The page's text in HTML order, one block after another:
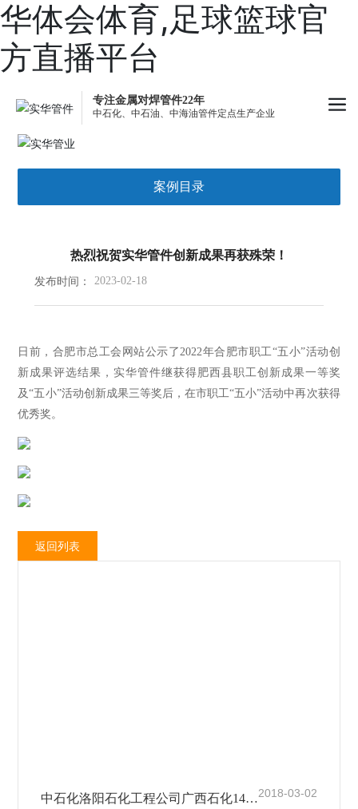
华体会体育,足球篮球官
方直播平台
专注金属对焊管件22年
中石化、中石油、中海油管件定点生产企业
案例目录
热烈祝贺实华管件创新成果再获殊荣！
发布时间： 2023-02-18
日前，合肥市总工会网站公示了2022年合肥市职工“五小”活动创
新成果评选结果，实华管件继获得肥西县职工创新成果一等奖
及“五小”活动创新成果三等奖后，在市职工“五小”活动中再次获得
优秀奖。
返回列表
中石化洛阳石化工程公司广西石化14*12018-03-02